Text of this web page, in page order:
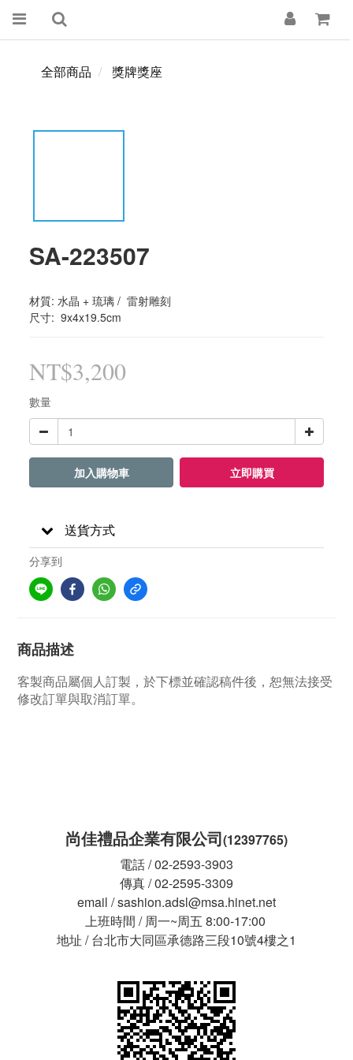
全部商品 獎牌獎座
SA-223507
材質: 水晶 + 琉璃 /  雷射雕刻
尺寸:  9x4x19.5cm
NT$3,200
數量
加入購物車 立即購買
送貨方式
分享到
商品描述
客製商品屬個人訂製，於下標並確認稿件後，恕無法接受
修改訂單與取消訂單。
尚佳禮品企業有限公司(12397765)
電話 / 02-2593-3903
傳真 / 02-2595-3309
email / sashion.adsl@msa.hinet.net
上班時間 / 周一~周五 8:00-17:00
地址 / 台北市大同區承德路三段10號4樓之1